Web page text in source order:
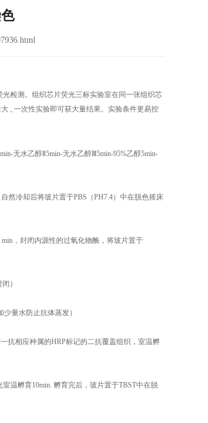
检测。组织芯片荧光三标实验室在同一张组织芯
, 一次性实验即可获大量结果。实验条件更易控
无水乙醇Ⅱ5min-无水乙醇Ⅲ5min-95%乙醇5min-
然冷却后将玻片置于PBS（PH7.4）中在脱色摇床
，封闭内源性的过氧化物酶，将玻片置于
）
量水防止抗体蒸发）
抗相应种属的HRP标记的二抗覆盖组织，室温孵
温孵育10min. 孵育完后，玻片置于TBST中在脱